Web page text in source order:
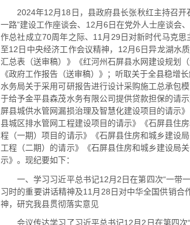
2024年12月18日，县政府县长张秋红主持召
一路”建设工作座谈会、12月6日在党外人士座谈会
作总社成立70周年之际、11月29日对新时代马克
至12日中央经济工作会议精神，12月6日异龙湖水
汇总表（送审稿）》《红河州石屏县水网建设规划
《政府工作报告（送审稿）》；听取关于全县稳增
水务局关于采用可研报告进行设计采购施工总承包
于给予金平县森茂水务有限公司提供贷款担保的请
屏县城供水管网漏损治理及智慧化建设项目的请示
县城区排水管网工程建设项目的请示》《石屏县住
程（一期）项目的请示》《石屏县住房和城乡建设
工程（二期）的请示》《石屏县住房和城乡建设局
示》。现纪要如下：
一、学习习近平总书记12月2日在第四次“一带
习时的重要讲话精神及11月28日对中华全国供销
神，研究我县贯彻落实意见
会议传达学习了习近平总书记12月2日在第四